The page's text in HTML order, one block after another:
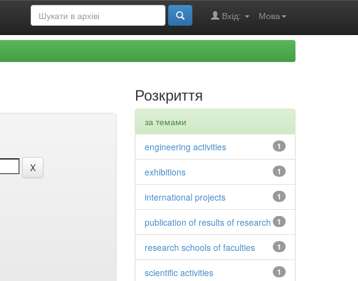
Мова
Вхід:
Розкриття
за темами
1
engineering activities
1
exhibitions
1
international projects
1
publication of results of research
1
research schools of faculties
1
scientific activities